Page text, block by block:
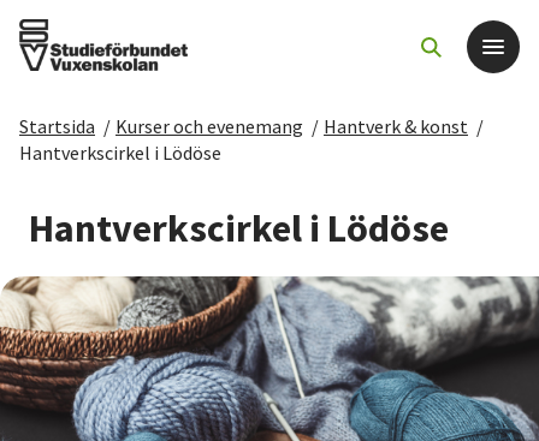
Det här gör vi
För dig som
Sök kurser och evenemang
Om SV
Starta studiecirkel
Startsida / Kurser och evenemang / Hantverk & konst /
Hantverkscirkel i Lödöse
Hantverkscirkel i Lödöse